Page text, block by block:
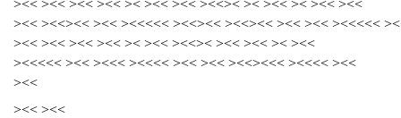
><< ><< ><< ><< >< ><< ><< ><<>< >< ><< >< ><< ><<
><< ><<><< ><< ><<<<< ><<><< ><<><< ><< ><< ><<<<<
><< ><< ><< ><< >< ><< ><<>< ><< ><< >< ><<
><<<<< ><< ><<< ><<<< ><< ><< ><<><<< ><<<< ><<
><<
><< ><<